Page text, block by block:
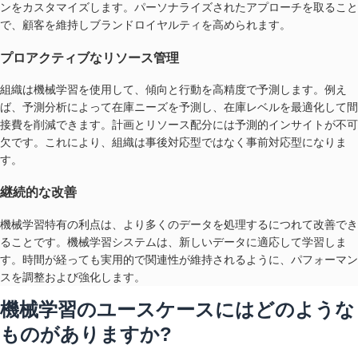
ンをカスタマイズします。パーソナライズされたアプローチを取ること
で、顧客を維持しブランドロイヤルティを高められます。
プロアクティブなリソース管理
組織は機械学習を使用して、傾向と行動を高精度で予測します。例え
ば、予測分析によって在庫ニーズを予測し、在庫レベルを最適化して間
接費を削減できます。計画とリソース配分には予測的インサイトが不可
欠です。これにより、組織は事後対応型ではなく事前対応型になりま
す。
継続的な改善
機械学習特有の利点は、より多くのデータを処理するにつれて改善でき
ることです。機械学習システムは、新しいデータに適応して学習しま
す。時間が経っても実用的で関連性が維持されるように、パフォーマン
スを調整および強化します。
機械学習のユースケースにはどのような
ものがありますか?